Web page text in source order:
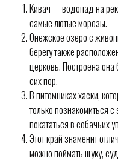
Кивач — водопад на
самые лютые морозы.
Онежское озеро с
берегу также
церковь. Построена
сих пор.
В питомниках хаски,
только познакомиться
покататься в собачьих
Этот край знаменит
можно поймать щуку,